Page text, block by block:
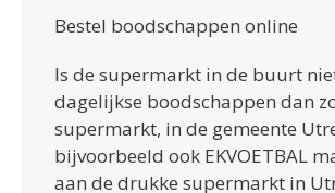
Bestel boodschappen online
Is de supermarkt in de buurt
dagelijkse boodschappen dan
supermarkt, in de gemeente
bijvoorbeeld ook EKVOETBAL
aan de drukke supermarkt in